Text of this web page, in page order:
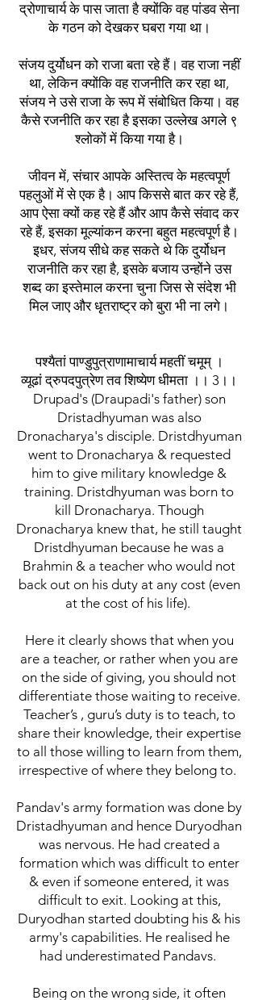
द्रोणाचार्य के पास जाता है क्योंकि वह पांडव सेना
के गठन को देखकर घबरा गया था।
संजय दुर्योधन को राजा बता रहे हैं। वह राजा नहीं
था, लेकिन क्योंकि वह राजनीति कर रहा था,
संजय ने उसे राजा के रूप में संबोधित किया। वह
कैसे रजनीति कर रहा है इसका उल्लेख अगले ९
श्लोकों में किया गया है।
जीवन में, संचार आपके अस्तित्व के महत्वपूर्ण
पहलुओं में से एक है। आप किससे बात कर रहे हैं,
आप ऐसा क्यों कह रहे हैं और आप कैसे संवाद कर
रहे हैं, इसका मूल्यांकन करना बहुत महत्वपूर्ण है।
इधर, संजय सीधे कह सकते थे कि दुर्योधन
राजनीति कर रहा है, इसके बजाय उन्होंने उस
शब्द का इस्तेमाल करना चुना जिस से संदेश भी
मिल जाए और धृतराष्ट्र को बुरा भी ना लगे।
पश्यैतां पाण्डुपुत्राणामाचार्य महतीं चमूम् ।
व्यूढां द्रुपदपुत्रेण तव शिष्येण धीमता ।। 3।।
Drupad's (Draupadi's father) son
Dristadhyuman was also
Dronacharya's disciple. Dristdhyuman
went to Dronacharya & requested
him to give military knowledge &
training. Dristdhyuman was born to
kill Dronacharya. Though
Dronacharya knew that, he still taught
Dristdhyuman because he was a
Brahmin & a teacher who would not
back out on his duty at any cost (even
at the cost of his life).
Here it clearly shows that when you
are a teacher, or rather when you are
on the side of giving, you should not
differentiate those waiting to receive.
Teacher’s , guru’s duty is to teach, to
share their knowledge, their expertise
to all those willing to learn from them,
irrespective of where they belong to.
Pandav's army formation was done by
Dristadhyuman and hence Duryodhan
was nervous. He had created a
formation which was difficult to enter
& even if someone entered, it was
difficult to exit. Looking at this,
Duryodhan started doubting his & his
army's capabilities. He realised he
had underestimated Pandavs.
Being on the wrong side, it often